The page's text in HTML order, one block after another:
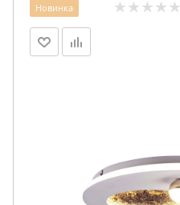
Новинка